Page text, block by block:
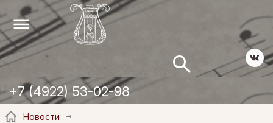
+7 (4922) 53-02-98
Новости